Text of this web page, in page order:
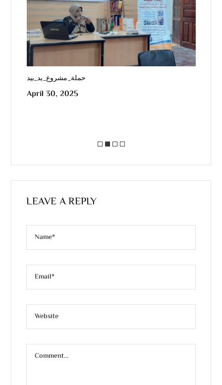
حملة_مشروع_يد_بيد
April 30, 2025
LEAVE A REPLY